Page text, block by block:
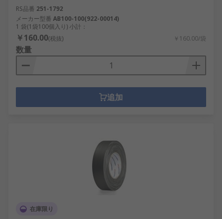
RS品番 251-1792
メーカー型番 AB100-100(922-00014)
1 袋(1袋100個入り) 小計：
￥160.00(税抜) ￥160.00/袋
数量
追加
在庫限り